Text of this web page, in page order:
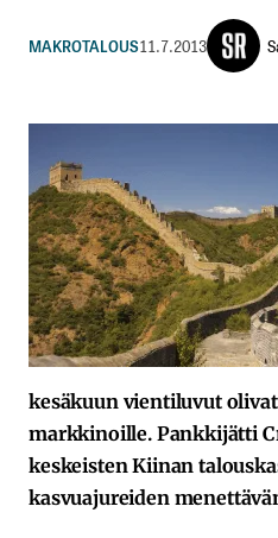
MAKROTALOUS11.7.2013
kesäkuun vientiluvut
markkinoille. Pankkijätti
keskeisten Kiinan
kasvuajureiden